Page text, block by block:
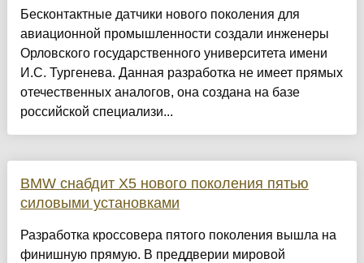
Бесконтактные датчики нового поколения для
авиационной промышленности создали инженеры
Орловского государственного университета имени
И.С. Тургенева. Данная разработка не имеет прямых
отечественных аналогов, она создана на базе
российской специализи...
BMW снабдит X5 нового поколения пятью
силовыми установками
Разработка кроссовера пятого поколения вышла на
финишную прямую. В преддверии мировой